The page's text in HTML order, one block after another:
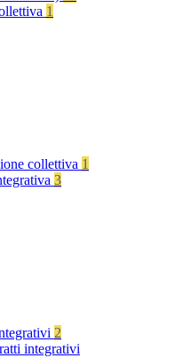
1
collettiva 1
3
2
integrativi